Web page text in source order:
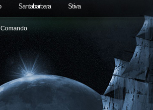
Santabarbara Stiva